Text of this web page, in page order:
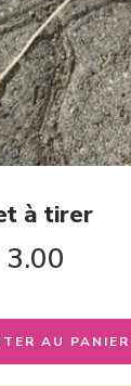
à tirer
3.00
AU PANIER